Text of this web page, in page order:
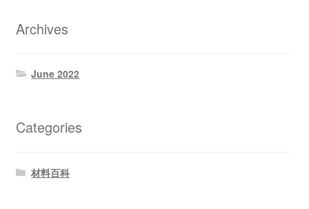
Archives
June 2022
Categories
材料百科